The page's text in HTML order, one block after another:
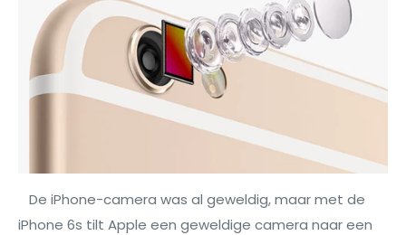
De iPhone-camera was al geweldig, maar met de
iPhone 6s tilt Apple een geweldige camera naar een